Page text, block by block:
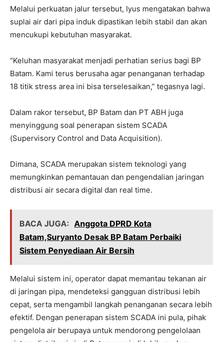
Melalui perkuatan jalur tersebut, Iyus mengatakan bahwa
suplai air dari pipa induk dipastikan lebih stabil dan akan
mencukupi kebutuhan masyarakat.
“Keluhan masyarakat menjadi perhatian serius bagi BP
Batam. Kami terus berusaha agar penanganan terhadap
18 titik stress area ini bisa terselesaikan,” tegasnya lagi.
Dalam rakor tersebut, BP Batam dan PT ABH juga
menyinggung soal penerapan sistem SCADA
(Supervisory Control and Data Acquisition).
Dimana, SCADA merupakan sistem teknologi yang
memungkinkan pemantauan dan pengendalian jaringan
distribusi air secara digital dan real time.
BACA JUGA: Anggota DPRD Kota
Batam,Suryanto Desak BP Batam Perbaiki
Sistem Penyediaan Air Bersih
Melalui sistem ini, operator dapat memantau tekanan air
di jaringan pipa, mendeteksi gangguan distribusi lebih
cepat, serta mengambil langkah penanganan secara lebih
efektif. Dengan penerapan sistem SCADA ini pula, pihak
pengelola air berupaya untuk mendorong pengelolaan